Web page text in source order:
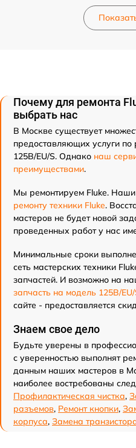
Почему для ремонта
выбрать нас
В Москве существует
предоставляющих услуги по
125B/EU/S. Однако наш
преимуществами.
Мы ремонтируем Fluke.
ремонту техники Fluke.
мастеров не будет новой
проведенных работ у нас
Минимальные сроки
сеть мастерских техники
запчастей. И возможно на
запчасть на модель 125B/
сайте - предоставляется
Знаем свое дело
Будьте уверены в
с уверенностью выполнят
данным наших мастеров в
наиболее востребованы
Профилактическая чистка,
разъемов, Ремонт кнопки,
корпуса, Замена